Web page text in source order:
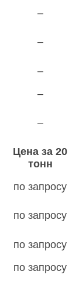
–
–
–
–
–
Цена за 20
тонн
по запросу
по запросу
по запросу
по запросу